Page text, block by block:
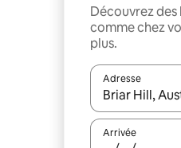
Découvrez
comme chez
plus.
Adresse
Lorsque les
Arrivée